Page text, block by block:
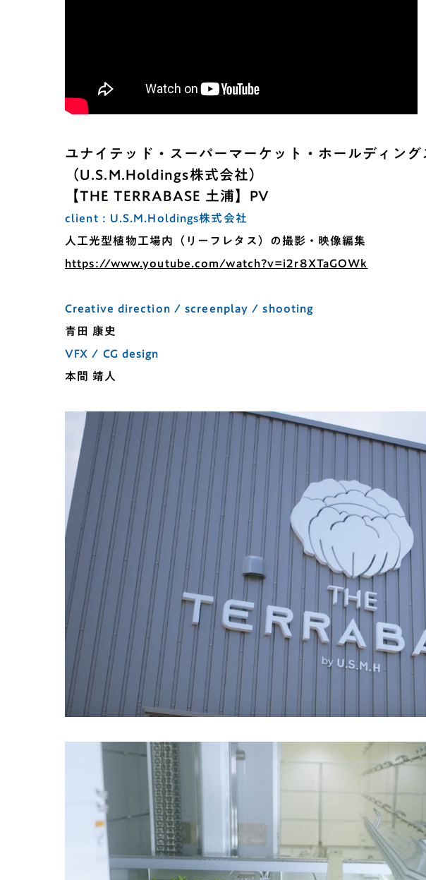
ユナイテッド・スーパーマーケット・ホールディング
（U.S.M.Holdings株式会社）
【THE TERRABASE 土浦】PV
client : U.S.M.Holdings株式会社
人工光型植物工場内（リーフレタス）の撮影・映像編集
https://www.youtube.com/watch?v=i2r8XTaGOWk
Creative direction / screenplay / shooting
青田 康史
VFX / CG design
本間 靖人